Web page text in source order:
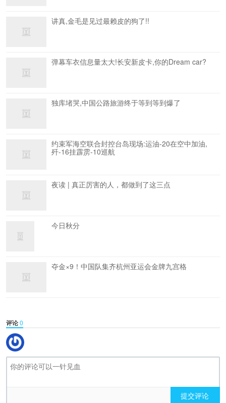
讲真,金毛是见过最赖皮的狗了!!
弹幕车衣信息量太大!长安新皮卡,你的Dream car?
独库堵哭,中国公路旅游终于等到等到爆了
约束军海空联合封控台岛现场:运油-20在空中加油,
歼-16挂霹雳-10巡航
夜读 | 真正厉害的人，都做到了这三点
今日秋分
夺金×9！中国队集齐杭州亚运会金牌九宫格
评论0
提交评论